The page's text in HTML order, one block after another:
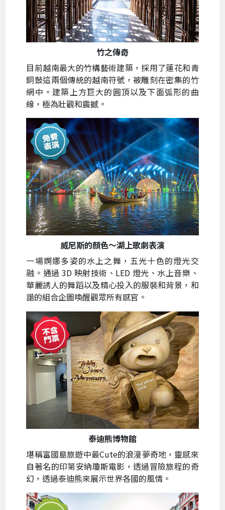
竹之傳奇
目前越南最大的竹構藝術建築，採用了蓮花和青
銅鼓這兩個傳統的越南符號，被雕刻在密集的竹
網中。建築上方巨大的圓頂以及下面弧形的曲
線，極為壯觀和震撼。
威尼斯的顏色～湖上歌劇表演
一場婀娜多姿的水上之舞，五光十色的燈光交
融。通過 3D 映射技術、LED 燈光、水上音樂、
華麗誘人的舞蹈以及精心投入的服裝和背景，和
諧的組合企圖喚醒觀眾所有感官。
泰迪熊博物館
堪稱富國島旅遊中最Cute的浪漫夢奇地，靈感來
自著名的印第安納瓊斯電影，透過冒險旅程的奇
幻，透過泰迪熊來展示世界各國的風情。